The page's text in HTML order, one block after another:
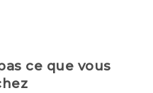
ce que vous